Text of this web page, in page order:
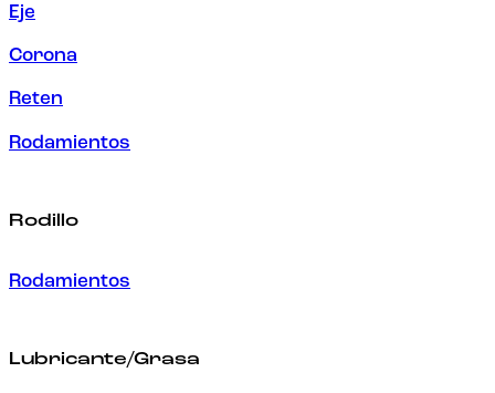
Eje
Corona
Reten
Rodamientos
Rodillo
Rodamientos
Lubricante/Grasa